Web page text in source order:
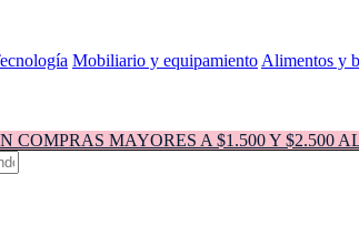
Mobiliario y equipamiento Alimentos y
MAYORES A $1.500 Y $2.500